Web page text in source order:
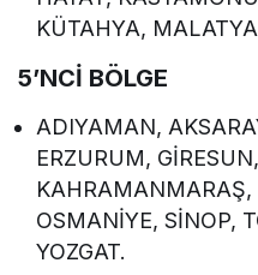
KÜTAHYA,
5’NCİ BÖLGE
ADIYAMAN,
ERZURUM,
KAHRAMANMARAŞ,
OSMANİYE, SİNOP,
YOZGAT.